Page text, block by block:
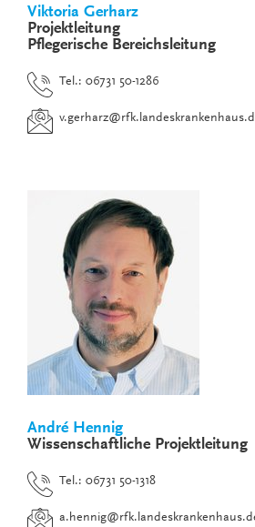
Viktoria Gerharz
Projektleitung
Pflegerische Bereichsleitung
Tel.: 06731 50-1286
v.gerharz@
André Hennig
Wissenschaftliche Projektleitung
Tel.: 06731 50-1318
a.hennig@